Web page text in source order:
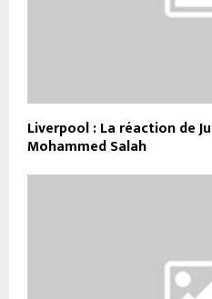
Liverpool : La réaction de
Mohammed Salah